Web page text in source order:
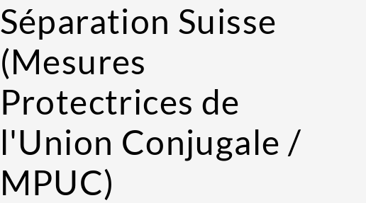
Séparation Suisse
(Mesures
Protectrices de
l'Union Conjugale /
MPUC)